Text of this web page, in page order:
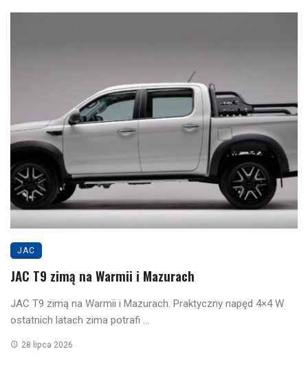
JAC
JAC T9 zimą na Warmii i Mazurach
JAC T9 zimą na Warmii i Mazurach. Praktyczny napęd 4×4 W
ostatnich latach zima potrafi ...
28 lipca 2026